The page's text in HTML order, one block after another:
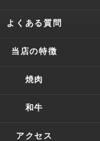
よくある質問
当店の特徴
焼肉
和牛
アクセス